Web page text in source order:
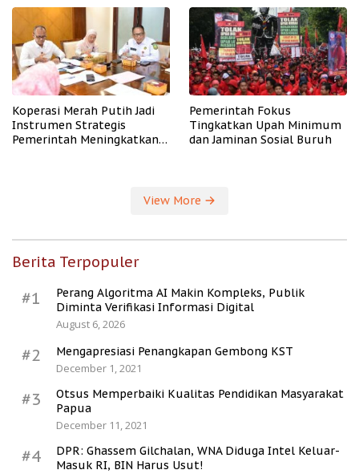
Koperasi Merah Putih Jadi
Instrumen Strategis
Pemerintah Meningkatkan
Pemerintah Fokus
Tingkatkan Upah Minimum
dan Jaminan Sosial Buruh
View More
Berita Terpopuler
#1
Perang Algoritma AI Makin Kompleks, Publik
Diminta Verifikasi Informasi Digital
August 6, 2026
#2
Mengapresiasi Penangkapan Gembong KST
December 1, 2021
#3
Otsus Memperbaiki Kualitas Pendidikan Masyarakat
Papua
December 11, 2021
#4
DPR: Ghassem Gilchalan, WNA Diduga Intel Keluar-
Masuk RI, BIN Harus Usut!